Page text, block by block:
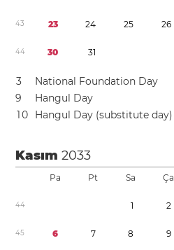
43 23 24 25 26
44 30 31
3
National Foundation Day
9
Hangul Day
10 Hangul Day (substitute day)
Kasım2033
Pa Pt Sa Ça
44 1 2
45 6 7 8 9